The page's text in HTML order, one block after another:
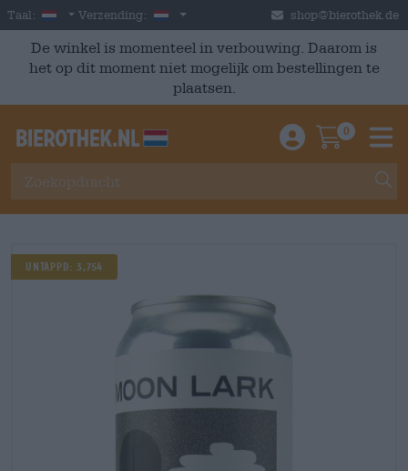
Skip to main content
Taal: Dutch
Verzending: Nederland shop@bierothek.de
De winkel is momenteel in verbouwing. Daarom is
het op dit moment niet mogelijk om bestellingen te
plaatsen.
Einloggen /
0
Untappd: 3,754